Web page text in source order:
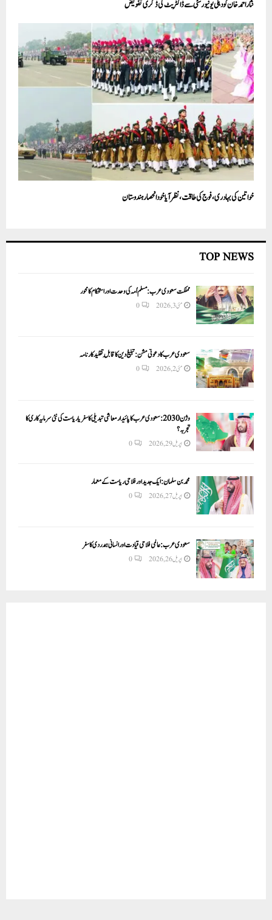
نثاراحمد خان کو دہلی یونیورسٹی سے ڈاکٹریٹ کی ڈگری تفویض
خواتین کی بہادری، فوج کی طاقت، نظرآیا خود انحصارہندوستان
TOP NEWS
مملکت سعودی عرب: مسلم اُمہ کی وحدت اور استحکام کا محور
مئی 3, 2026 0
سعودی عرب کا دعوتی مشن: تبلیغ دین کا قابلِ تقلید کارنامہ
مئی 2, 2026 0
وژن 2030:سعودی عرب کا پائیدار معاشی تبدیلی کا سفر یا ریاست کی نئی سرمایہ کاری کا
تجربہ؟
اپریل 29, 2026 0
محمد بن سلمان: ایک جدید اور فلاحی ریاست کے معمار
اپریل 27, 2026 0
سعودی عرب: عالمی فلاحی قیادت اور انسانی ہمدردی کا سفر
اپریل 26, 2026 0